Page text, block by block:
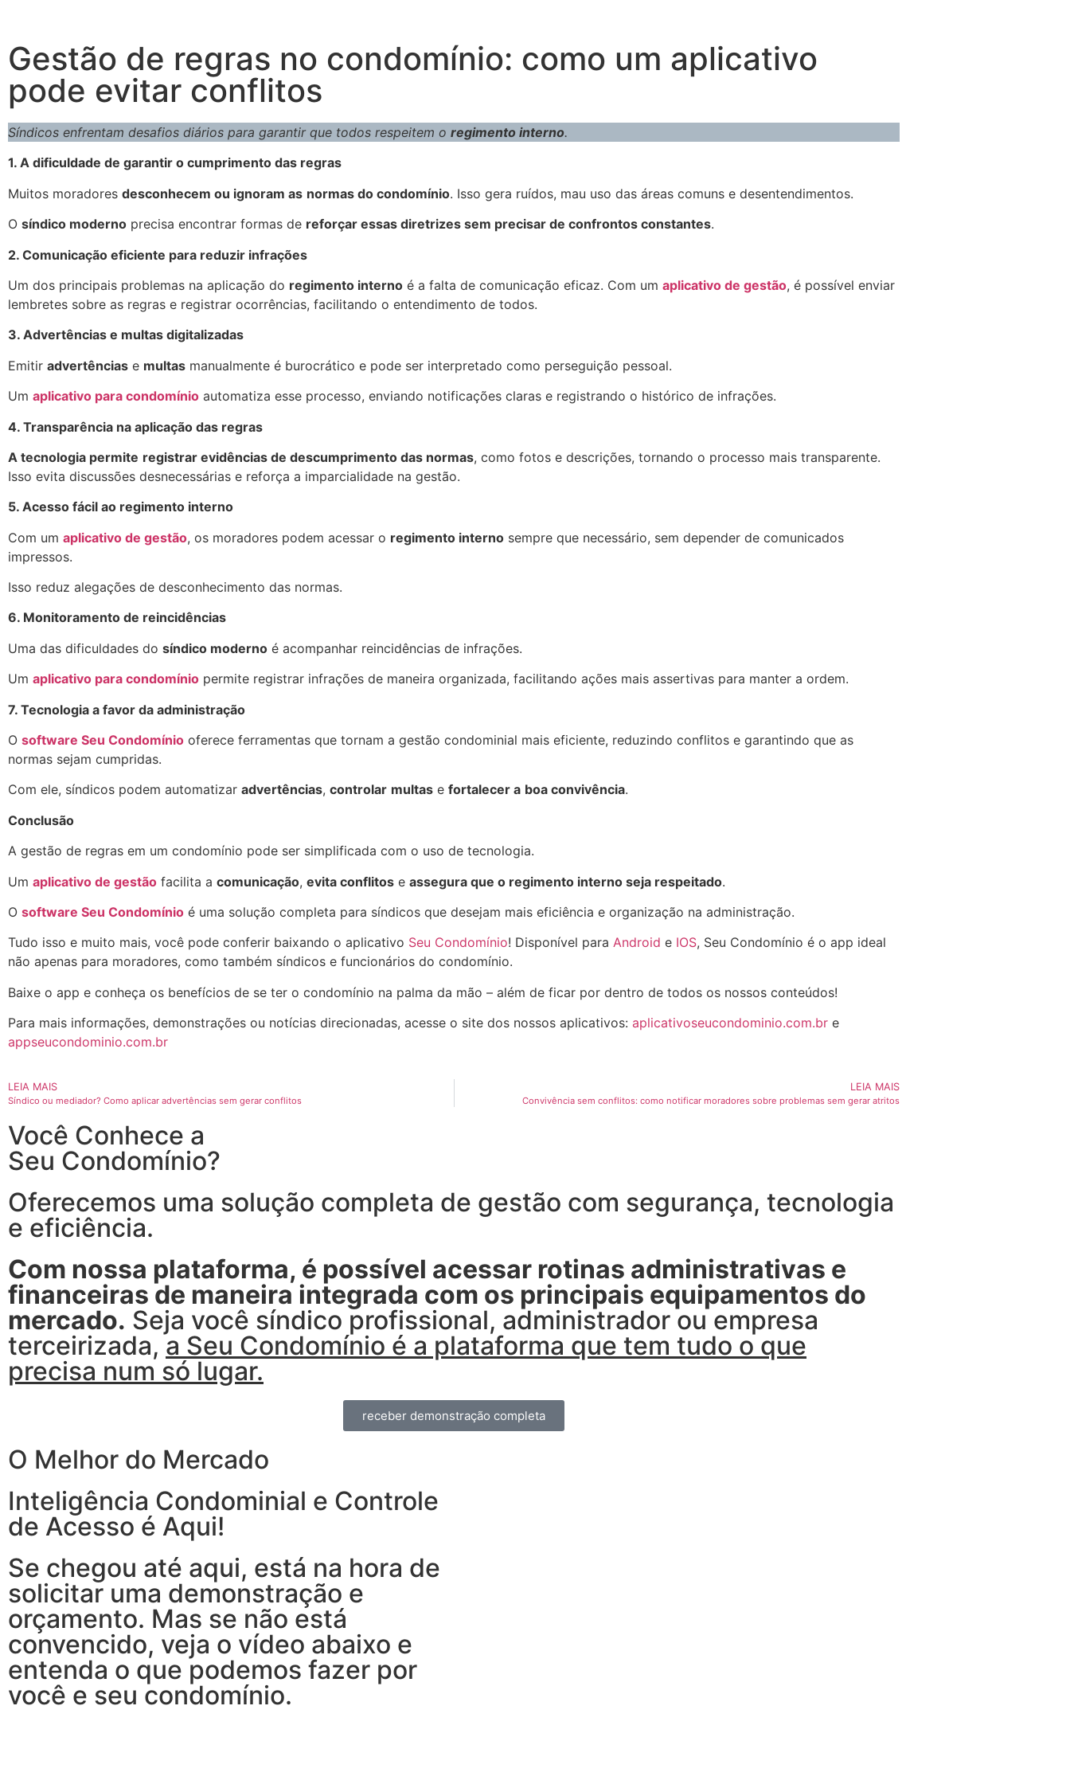
Gestão de regras no condomínio: como um aplicativo
pode evitar conflitos
Síndicos enfrentam desafios diários para garantir que todos respeitem o regimento interno.
1. A dificuldade de garantir o cumprimento das regras
Muitos moradores desconhecem ou ignoram as normas do condomínio. Isso gera ruídos, mau uso das áreas comuns e desentendimentos.
O síndico moderno precisa encontrar formas de reforçar essas diretrizes sem precisar de confrontos constantes.
2. Comunicação eficiente para reduzir infrações
Um dos principais problemas na aplicação do regimento interno é a falta de comunicação eficaz. Com um aplicativo de gestão, é possível enviar
lembretes sobre as regras e registrar ocorrências, facilitando o entendimento de todos.
3. Advertências e multas digitalizadas
Emitir advertências e multas manualmente é burocrático e pode ser interpretado como perseguição pessoal.
Um aplicativo para condomínio automatiza esse processo, enviando notificações claras e registrando o histórico de infrações.
4. Transparência na aplicação das regras
A tecnologia permite registrar evidências de descumprimento das normas, como fotos e descrições, tornando o processo mais transparente.
Isso evita discussões desnecessárias e reforça a imparcialidade na gestão.
5. Acesso fácil ao regimento interno
Com um aplicativo de gestão, os moradores podem acessar o regimento interno sempre que necessário, sem depender de comunicados
impressos.
Isso reduz alegações de desconhecimento das normas.
6. Monitoramento de reincidências
Uma das dificuldades do síndico moderno é acompanhar reincidências de infrações.
Um aplicativo para condomínio permite registrar infrações de maneira organizada, facilitando ações mais assertivas para manter a ordem.
7. Tecnologia a favor da administração
O software Seu Condomínio oferece ferramentas que tornam a gestão condominial mais eficiente, reduzindo conflitos e garantindo que as
normas sejam cumpridas.
Com ele, síndicos podem automatizar advertências, controlar multas e fortalecer a boa convivência.
Conclusão
A gestão de regras em um condomínio pode ser simplificada com o uso de tecnologia.
Um aplicativo de gestão facilita a comunicação, evita conflitos e assegura que o regimento interno seja respeitado.
O software Seu Condomínio é uma solução completa para síndicos que desejam mais eficiência e organização na administração.
Tudo isso e muito mais, você pode conferir baixando o aplicativo Seu Condomínio! Disponível para Android e IOS, Seu Condomínio é o app ideal
não apenas para moradores, como também síndicos e funcionários do condomínio.
Baixe o app e conheça os benefícios de se ter o condomínio na palma da mão – além de ficar por dentro de todos os nossos conteúdos!
Para mais informações, demonstrações ou notícias direcionadas, acesse o site dos nossos aplicativos: aplicativoseucondominio.com.br e
appseucondominio.com.br
LEIA MAIS
Síndico ou mediador? Como aplicar advertências sem gerar conflitos
LEIA MAIS
Convivência sem conflitos: como notificar moradores sobre problemas sem gerar atritos
Você Conhece a
Seu Condomínio?
Oferecemos uma solução completa de gestão com segurança, tecnologia
e eficiência.
Com nossa plataforma, é possível acessar rotinas administrativas e
financeiras de maneira integrada com os principais equipamentos do
mercado. Seja você síndico profissional, administrador ou empresa
terceirizada,a Seu Condomínio é a plataforma que tem tudo o que
precisa num só lugar.
receber demonstração completa
O Melhor do Mercado
Inteligência Condominial e Controle
de Acesso é Aqui!
Se chegou até aqui, está na hora de
solicitar uma demonstração e
orçamento. Mas se não está
convencido, veja o vídeo abaixo e
entenda o que podemos fazer por
você e seu condomínio.